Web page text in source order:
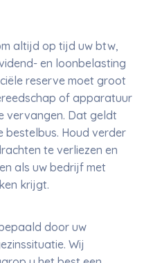
altijd op tijd uw btw,
en loonbelasting
reserve moet groot
of apparatuur
vervangen. Dat geldt
Houd verder
te verliezen en
als uw bedrijf met
krijgt.
door uw
Wij